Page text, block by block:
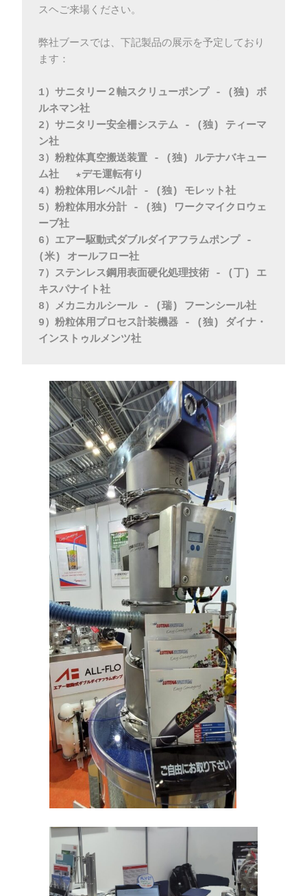
スヘご来場ください。
弊社ブースでは、下記製品の展示を予定しており
ます：
1）サニタリー２軸スクリューポンプ - (独) ボ
ルネマン社
2）サニタリー安全柵システム - (独) ティーマ
ン社
3）粉粒体真空搬送装置 - (独) ルテナバキュー
ム社　 ★デモ運転有り
4）粉粒体用レベル計 - (独) モレット社
5）粉粒体用水分計 - (独) ワークマイクロウェ
ーブ社
6）エアー駆動式ダブルダイアフラムポンプ -
(米) オールフロー社
7）ステンレス鋼用表面硬化処理技術 - (丁) エ
キスパナイト社
8）メカニカルシール - (瑞) フーンシール社
9）粉粒体用プロセス計装機器 - (独) ダイナ・
インストゥルメンツ社